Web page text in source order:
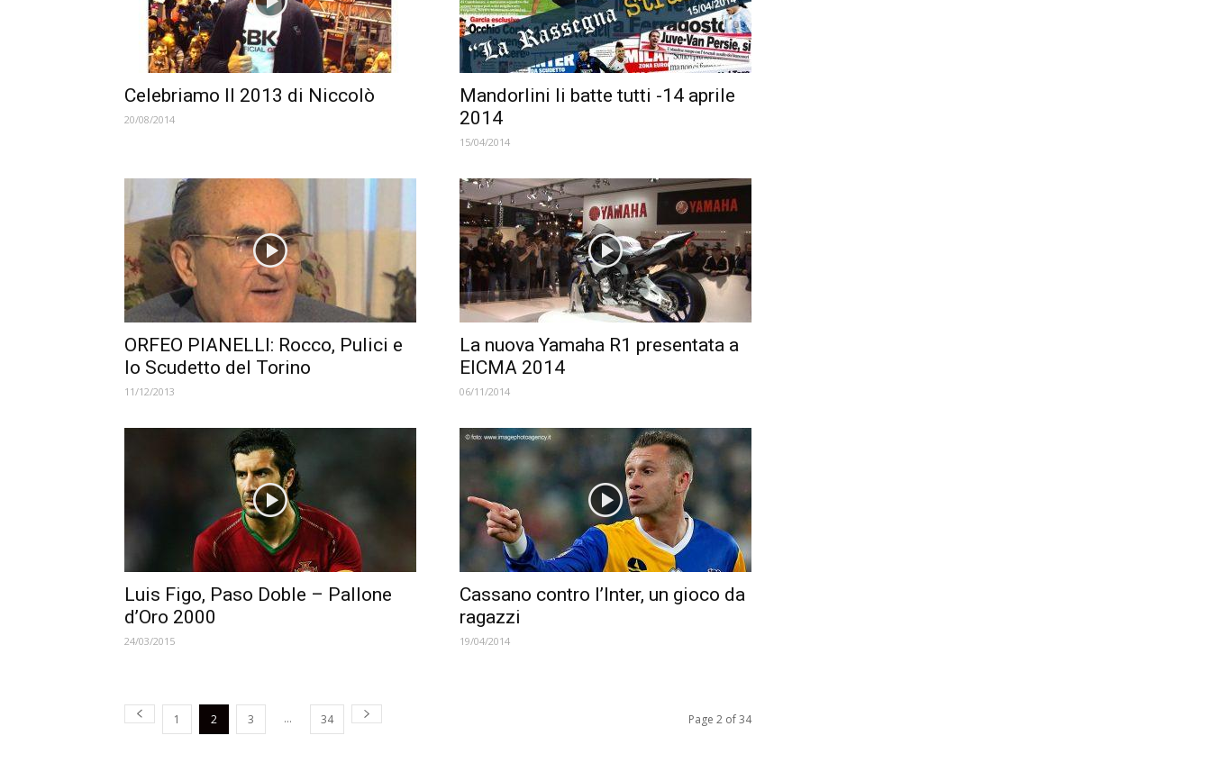
Celebriamo Il 2013 di Niccolò
20/08/2014
Mandorlini li batte tutti -14 aprile
2014
15/04/2014
ORFEO PIANELLI: Rocco, Pulici e
lo Scudetto del Torino
11/12/2013
La nuova Yamaha R1 presentata a
EICMA 2014
06/11/2014
Luis Figo, Paso Doble – Pallone
d’Oro 2000
24/03/2015
Cassano contro l’Inter, un gioco da
ragazzi
19/04/2014
1 2 3 ... 34 Page 2 of 34